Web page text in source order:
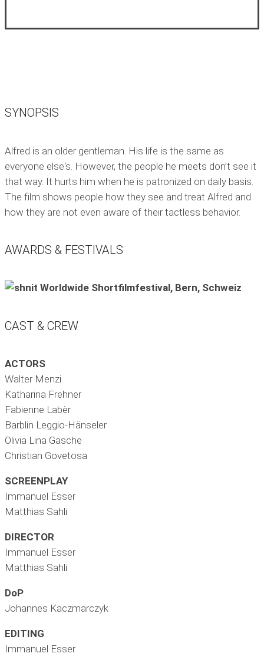
SYNOPSIS
Alfred is an older gentleman. His life is the same as
everyone else‘s. However, the people he meets don’t see it
that way. It hurts him when he is patronized on daily basis.
The film shows people how they see and treat Alfred and
how they are not even aware of their tactless behavior.
AWARDS & FESTIVALS
CAST & CREW
ACTORS
Walter Menzi
Katharina Frehner
Fabienne Labèr
Barblin Leggio-Hänseler
Olivia Lina Gasche
Christian Govetosa
SCREENPLAY
Immanuel Esser
Matthias Sahli
DIRECTOR
Immanuel Esser
Matthias Sahli
DoP
Johannes Kaczmarczyk
EDITING
Immanuel Esser